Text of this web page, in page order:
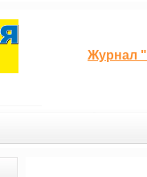
Журнал